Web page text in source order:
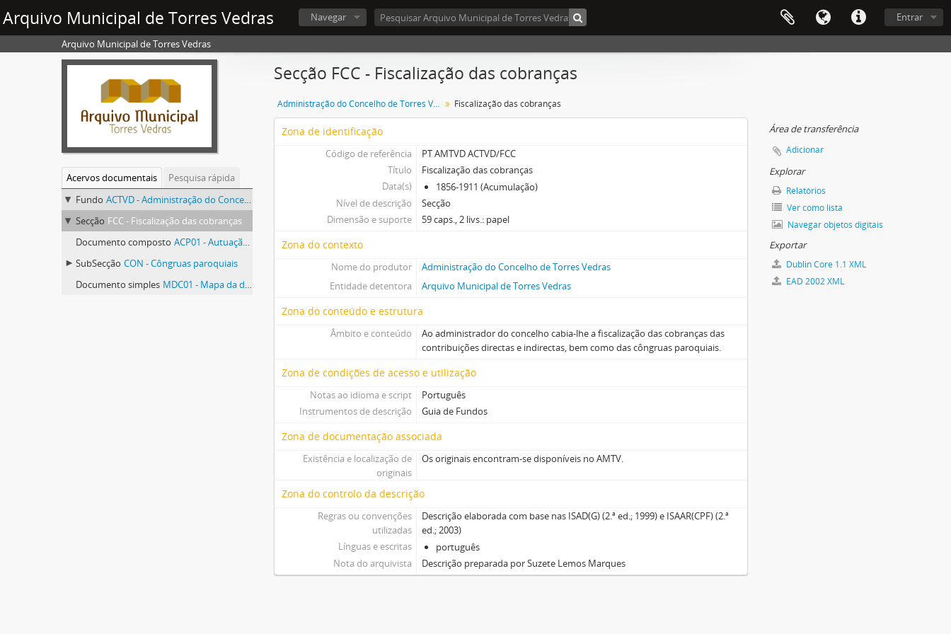
Arquivo Municipal de Torres Vedras Entrar
Navegar
Arquivo Municipal de Torres Vedras
Acervos documentais
Pesquisa rápida
Fundo ACTVD - Administração do Concelho de Torres Vedras
Secção FCC - Fiscalização das cobranças
Documento composto ACP01 - Autuação de uma carta precatória proveniente do pagamento da contribuição municipal directa
SubSecção CON - Côngruas paroquiais
Documento simples MDC01 - Mapa da distribuição do contingente da contribuição predial
Secção FCC - Fiscalização das cobranças
Administração do Concelho de Torres Vedras Fiscalização das cobranças
Zona de identificação
Código de referência
PT AMTVD ACTVD/FCC
Título
Fiscalização das cobranças
Data(s)
1856-1911 (Acumulação)
Nível de descrição
Secção
Dimensão e suporte
59 caps., 2 livs.: papel
Zona do contexto
Nome do produtor
Administração do Concelho de Torres Vedras
Entidade detentora
Arquivo Municipal de Torres Vedras
Zona do conteúdo e estrutura
Âmbito e conteúdo
Ao administrador do concelho cabia-lhe a fiscalização das cobranças das
contribuições directas e indirectas, bem como das côngruas paroquiais.
Zona de condições de acesso e utilização
Notas ao idioma e script
Português
Instrumentos de descrição
Guia de Fundos
Zona de documentação associada
Existência e localização de
originais
Os originais encontram-se disponíveis no AMTV.
Zona do controlo da descrição
Regras ou convenções
utilizadas
Descrição elaborada com base nas ISAD(G) (2.ª ed.; 1999) e ISAAR(CPF) (2.ª
ed.; 2003)
Línguas e escritas
português
Nota do arquivista
Descrição preparada por Suzete Lemos Marques
Área de transferência
Adicionar
Explorar
Relatórios
Ver como lista
Navegar objetos digitais
Exportar
Dublin Core 1.1 XML
EAD 2002 XML